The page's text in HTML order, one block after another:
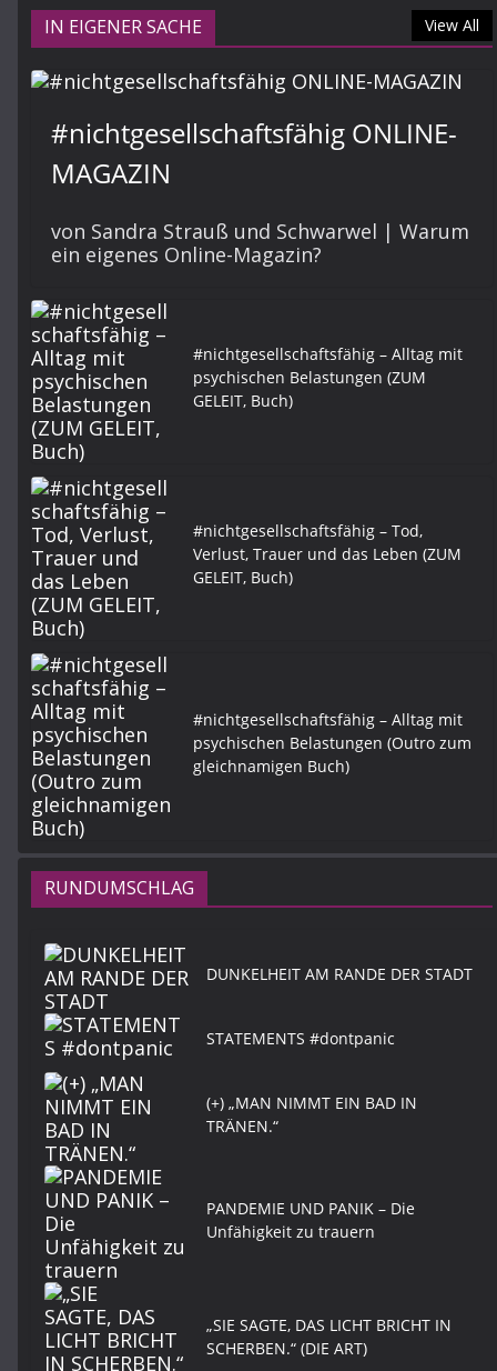
IN EIGENER SACHE View All
#nichtgesellschaftsfähig ONLINE-
MAGAZIN
von Sandra Strauß und Schwarwel | Warum
ein eigenes Online-Magazin?
#nichtgesellschaftsfähig – Alltag mit
psychischen Belastungen (ZUM
GELEIT, Buch)
#nichtgesellschaftsfähig – Tod,
Verlust, Trauer und das Leben (ZUM
GELEIT, Buch)
#nichtgesellschaftsfähig – Alltag mit
psychischen Belastungen (Outro zum
gleichnamigen Buch)
RUNDUMSCHLAG
DUNKELHEIT AM RANDE DER STADT
STATEMENTS #dontpanic
(+) „MAN NIMMT EIN BAD IN
TRÄNEN.“
PANDEMIE UND PANIK – Die
Unfähigkeit zu trauern
„SIE SAGTE, DAS LICHT BRICHT IN
SCHERBEN.“ (DIE ART)